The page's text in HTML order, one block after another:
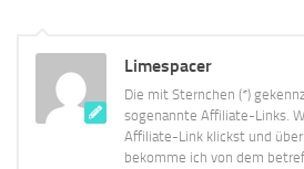
Limespacer
Die mit Sternchen (*)
sogenannte Affiliate-Links.
Affiliate-Link klickst und
bekomme ich von dem